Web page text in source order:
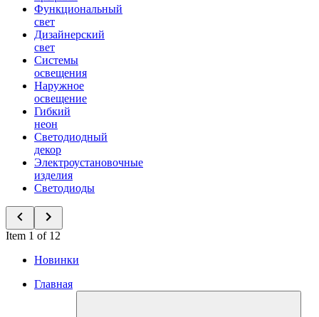
Функциональный
свет
Дизайнерский
свет
Системы
освещения
Наружное
освещение
Гибкий
неон
Светодиодный
декор
Электроустановочные
изделия
Светодиоды
Item 1 of 12
Новинки
Главная